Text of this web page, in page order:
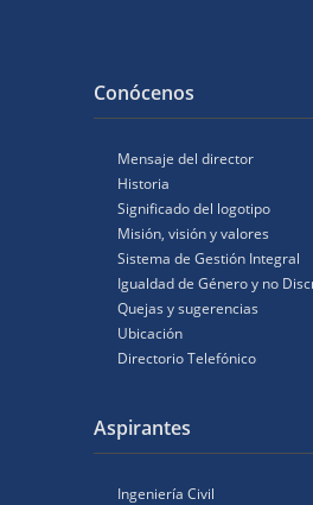
Conócenos
Mensaje del director
Historia
Significado del logotipo
Misión, visión y valores
Sistema de Gestión Integral
Igualdad de Género y no
Quejas y sugerencias
Ubicación
Directorio Telefónico
Aspirantes
Ingeniería Civil